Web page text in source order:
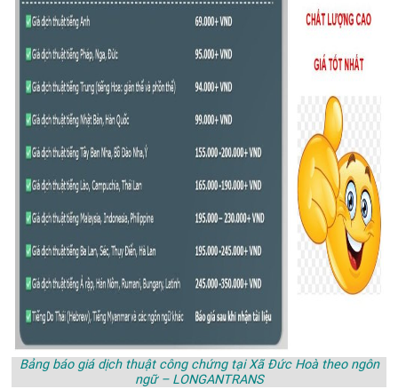
Bảng báo giá dịch thuật công chứng tại Xã Đức Hoà theo ngôn
ngữ – LONGANTRANS